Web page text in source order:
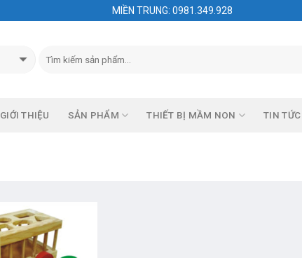
MIỀN TRUNG: 0981.349.928
GIỚI THIỆU SẢN PHẨM THIẾT BỊ MẦM NON TIN TỨC